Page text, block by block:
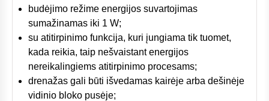
budėjimo režime energijos suvartojimas
sumažinamas iki 1 W;
su atitirpinimo funkcija, kuri įungiama tik tuomet,
kada reikia, taip nešvaistant energijos
nereikalingiems atitirpinimo procesams;
drenažas gali būti išvedamas kairėje arba dešinėje
vidinio bloko pusėje;